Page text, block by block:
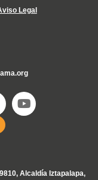
Legal
Alcaldía Iztapalapa,